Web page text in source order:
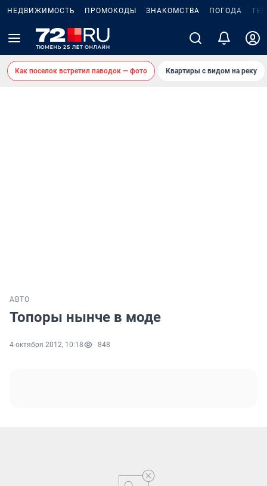
НЕДВИЖИМОСТЬ ПРОМОКОДЫ ЗНАКОМСТВА ПОГОДА
Как поселок встретил паводок — фото Квартиры с видом на реку
АВТО
Топоры нынче в моде
4 октября 2012, 10:18 848